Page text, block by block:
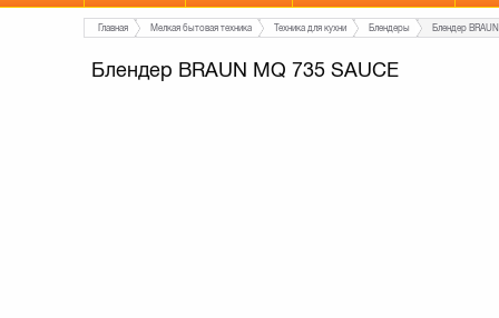
Главная Мелкая бытовая техника Техника для кухни Блендеры Блендер
Блендер BRAUN MQ 735 SAUCE